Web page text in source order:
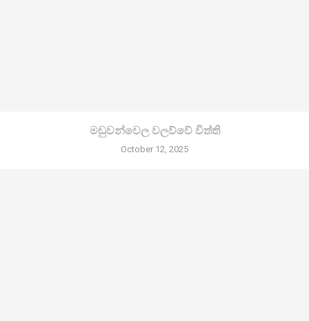
මඩුවන්වෙල වලව්වේ විත්ති
October 12, 2025